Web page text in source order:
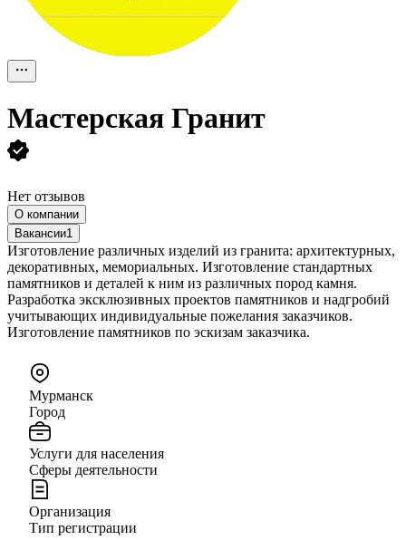
Мастерская Гранит
Нет отзывов
О компании
Вакансии1
Изготовление различных изделий из гранита: архитектурных,
декоративных, мемориальных. Изготовление стандартных
памятников и деталей к ним из различных пород камня.
Разработка эксклюзивных проектов памятников и надгробий
учитывающих индивидуальные пожелания заказчиков.
Изготовление памятников по эскизам заказчика.
Мурманск
Город
Услуги для населения
Сферы деятельности
Организация
Тип регистрации